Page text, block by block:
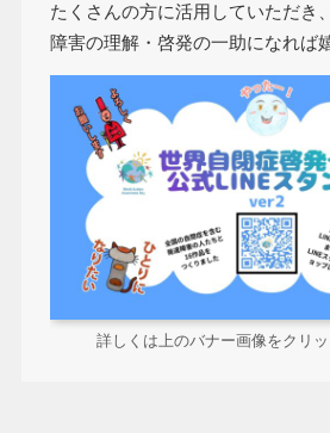
たくさんの方に活用していただき
障害の理解・啓発の一助になれば
詳しくは上のバナー画像をクリ